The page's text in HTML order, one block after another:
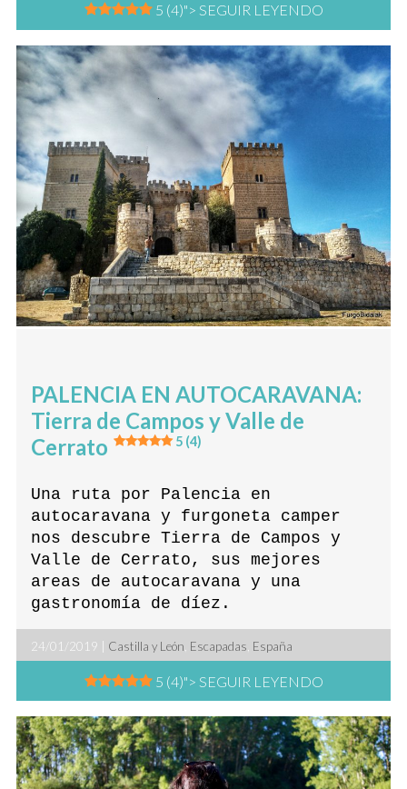
5 (4)"> SEGUIR LEYENDO
PALENCIA EN AUTOCARAVANA:
Tierra de Campos y Valle de
Cerrato
5 (4)
Una ruta por Palencia en
autocaravana y furgoneta camper
nos descubre Tierra de Campos y
Valle de Cerrato, sus mejores
areas de autocaravana y una
gastronomía de díez.
24/01/2019 | Castilla y León Escapadas España
5 (4)"> SEGUIR LEYENDO